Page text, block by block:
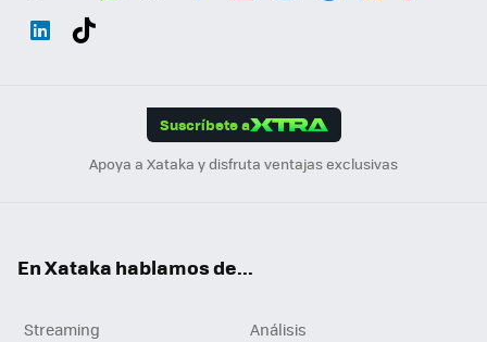
Suscríbete a
Apoya a Xataka y disfruta ventajas exclusivas
En Xataka hablamos de...
Streaming
Análisis